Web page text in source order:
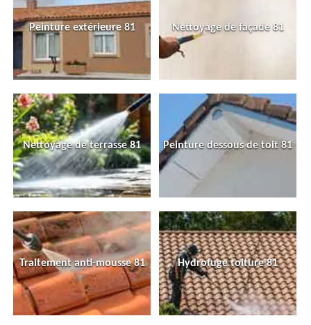
Peinture extérieure 81 Nettoyage de façade 81
Nettoyage de terrasse 81 Peinture dessous de toit 81
Traitement anti-mousse 81 Hydrofuge toiture 81